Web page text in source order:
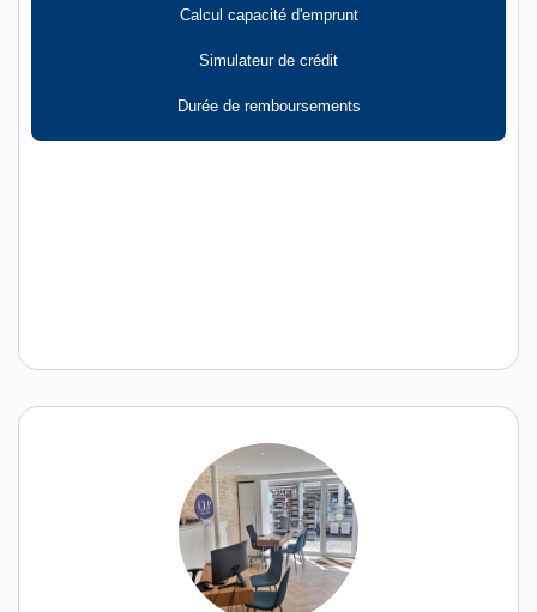
Calcul capacité d'emprunt
Simulateur de crédit
Durée de remboursements